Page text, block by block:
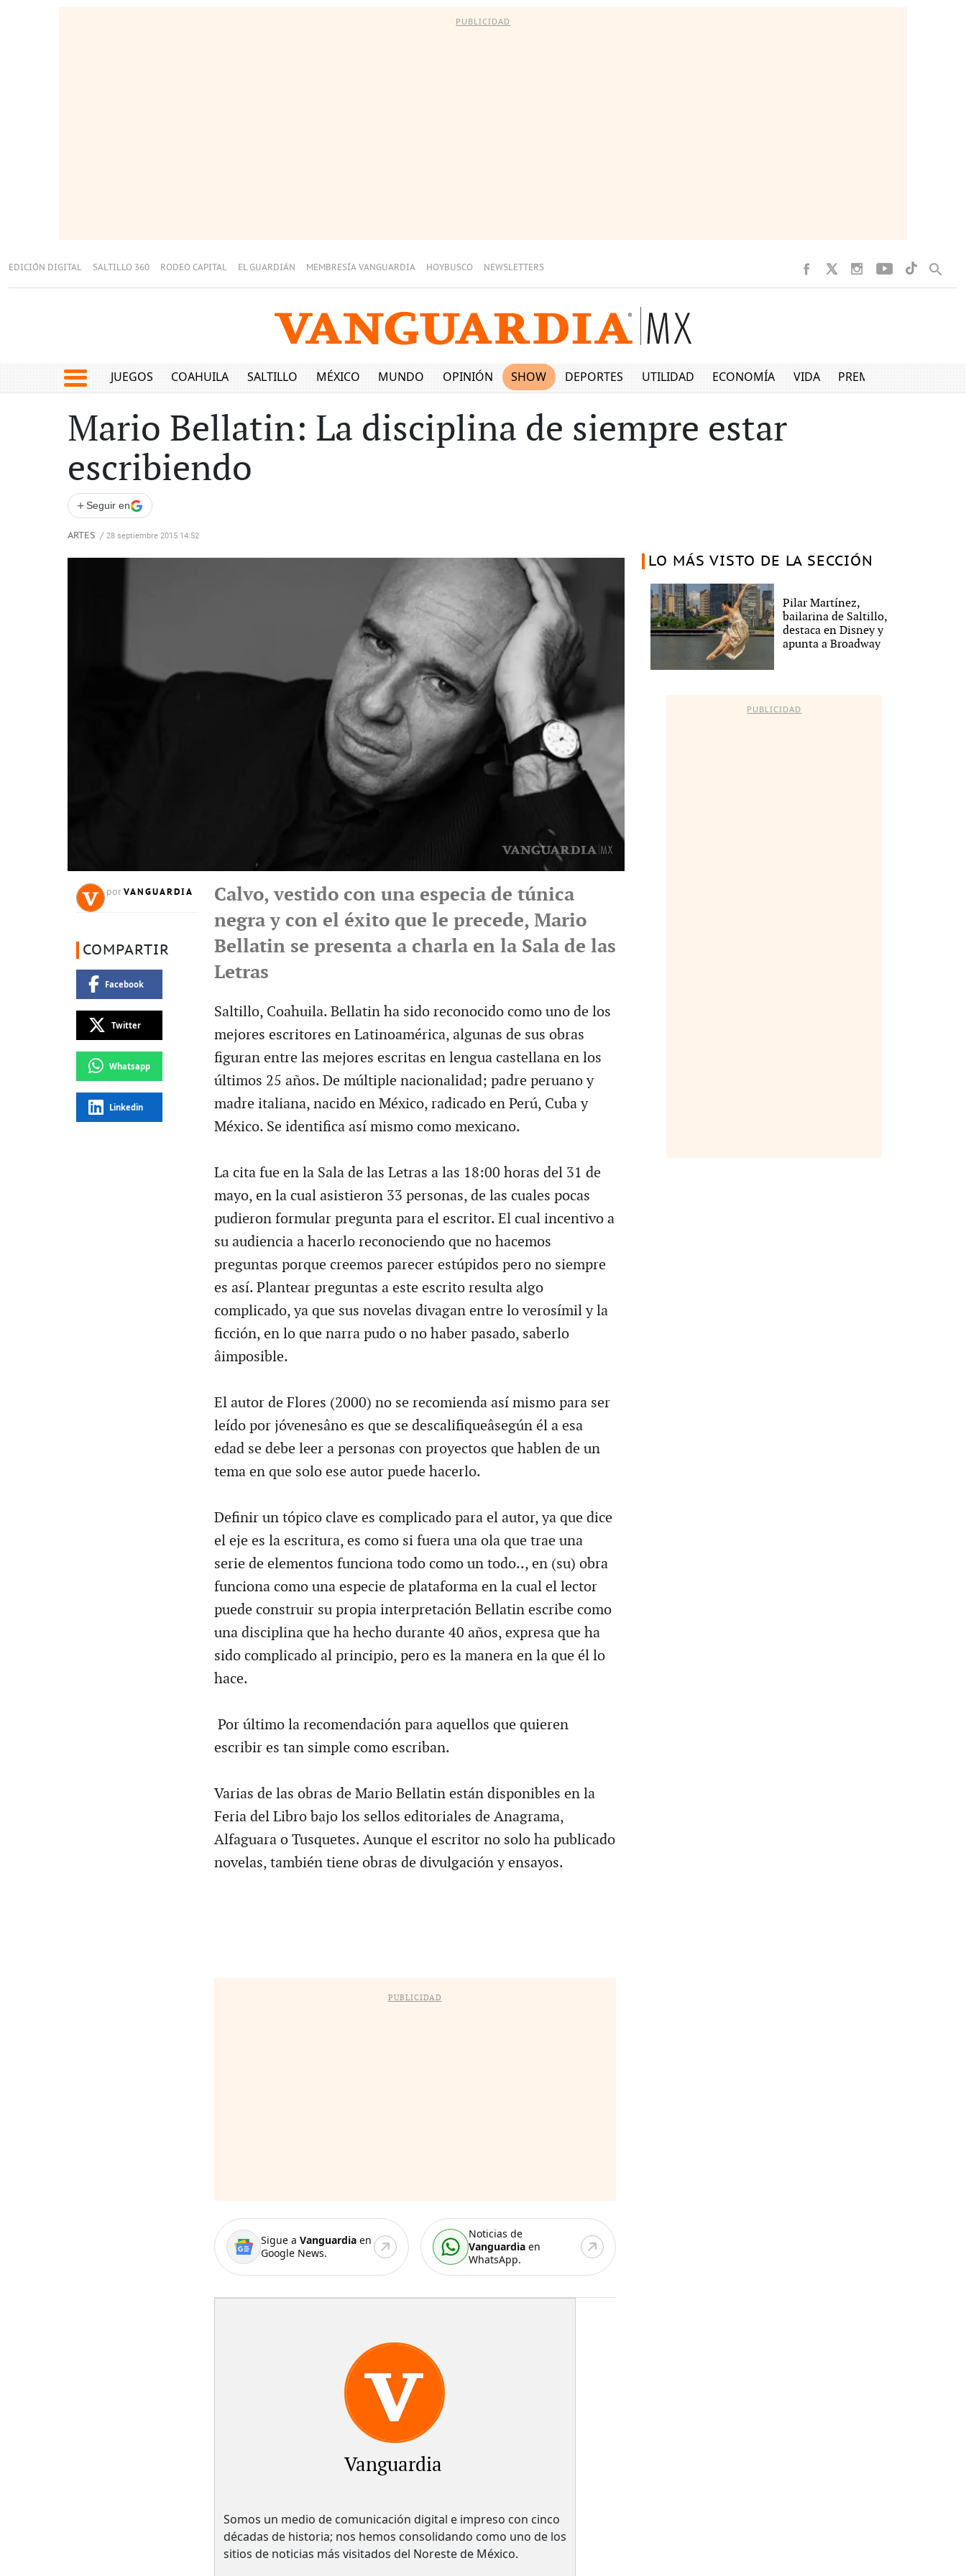
PUBLICIDAD
EDICIÓN DIGITAL SALTILLO 360 RODEO CAPITAL EL GUARDIÁN MEMBRESÍA VANGUARDIA HOYBUSCO NEWSLETTERS
JUEGOS COAHUILA SALTILLO MÉXICO MUNDO OPINIÓN SHOW DEPORTES UTILIDAD ECONOMÍA VIDA PREMIUM
Mario Bellatin: La disciplina de siempre estar
escribiendo
+ Seguir en
ARTES / 28 septiembre 2015 14:52
por VANGUARDIA
COMPARTIR
Facebook
Twitter
Whatsapp
Linkedin
Calvo, vestido con una especia de túnica
negra y con el éxito que le precede, Mario
Bellatin se presenta a charla en la Sala de las
Letras
Saltillo, Coahuila. Bellatin ha sido reconocido como uno de los
mejores escritores en Latinoamérica, algunas de sus obras
figuran entre las mejores escritas en lengua castellana en los
últimos 25 años. De múltiple nacionalidad; padre peruano y
madre italiana, nacido en México, radicado en Perú, Cuba y
México. Se identifica así mismo como mexicano.
La cita fue en la Sala de las Letras a las 18:00 horas del 31 de
mayo, en la cual asistieron 33 personas, de las cuales pocas
pudieron formular pregunta para el escritor. El cual incentivo a
su audiencia a hacerlo reconociendo que no hacemos
preguntas porque creemos parecer estúpidos pero no siempre
es así. Plantear preguntas a este escrito resulta algo
complicado, ya que sus novelas divagan entre lo verosímil y la
ficción, en lo que narra pudo o no haber pasado, saberlo
âimposible.
El autor de Flores (2000) no se recomienda así mismo para ser
leído por jóvenesâno es que se descalifiqueâsegún él a esa
edad se debe leer a personas con proyectos que hablen de un
tema en que solo ese autor puede hacerlo.
Definir un tópico clave es complicado para el autor, ya que dice
el eje es la escritura, es como si fuera una ola que trae una
serie de elementos funciona todo como un todo.., en (su) obra
funciona como una especie de plataforma en la cual el lector
puede construir su propia interpretación Bellatin escribe como
una disciplina que ha hecho durante 40 años, expresa que ha
sido complicado al principio, pero es la manera en la que él lo
hace.
Por último la recomendación para aquellos que quieren
escribir es tan simple como escriban.
Varias de las obras de Mario Bellatin están disponibles en la
Feria del Libro bajo los sellos editoriales de Anagrama,
Alfaguara o Tusquetes. Aunque el escritor no solo ha publicado
novelas, también tiene obras de divulgación y ensayos.
PUBLICIDAD
Sigue a Vanguardiaen
Google News.
Noticias de
Vanguardia en
WhatsApp.
Vanguardia
Somos un medio de comunicación digital e impreso con cinco
décadas de historia; nos hemos consolidando como uno de los
sitios de noticias más visitados del Noreste de México.
LO MÁS VISTO DE LA SECCIÓN
Pilar Martínez,
bailarina de Saltillo,
destaca en Disney y
apunta a Broadway
PUBLICIDAD